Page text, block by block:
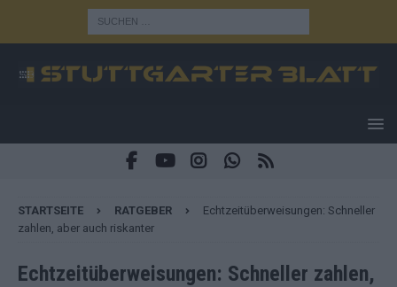
STARTSEITE RATGEBER
Echtzeitüberweisungen: Schneller
zahlen, aber auch riskanter
Echtzeitüberweisungen: Schneller zahlen,